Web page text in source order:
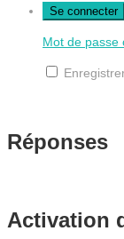
Mot de passe
Réponses
Activation